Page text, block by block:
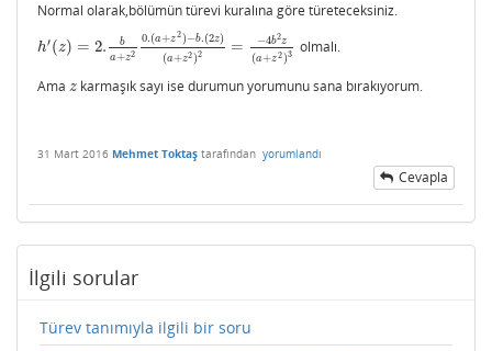
Normal olarak,bölümün türevi kuralına göre türeteceksiniz.
h′ (z) = 2.
b
a+z2
0.(a+z2)−b.(2z)
(a+z2 )2 = −4b2z
(a+z2 )3
h′(z)= 2.b a+z20.(a+z2)−b.(2z)(a+ z2 2=−4b2 z(a+z2)
olmalı.
Ama z
z karmaşık sayı ise durumun yorumunu sana bırakıyorum.
31 Mart 2016 Mehmet Toktaş tarafından yorumlandı
Cevapla
İlgili sorular
Türev tanımıyla ilgili bir soru